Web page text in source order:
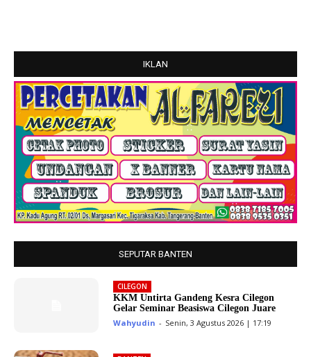
IKLAN
SEPUTAR BANTEN
CILEGON
KKM Untirta Gandeng Kesra Cilegon
Gelar Seminar Beasiswa Cilegon Juare
Wahyudin - Senin, 3 Agustus 2026 | 17:19